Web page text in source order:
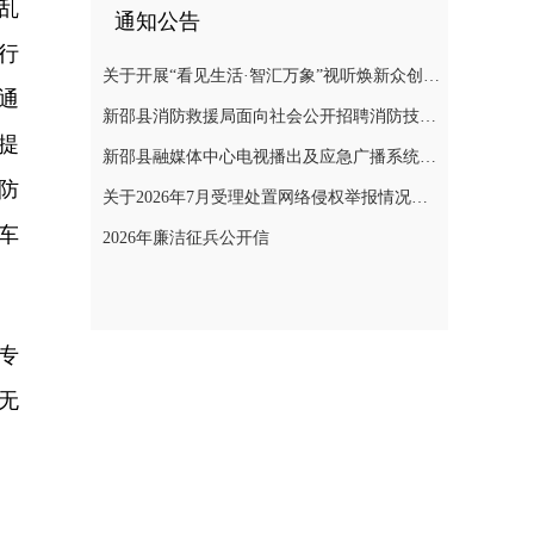
通知公告
关于开展“看见生活·智汇万象”视听焕新众创计划暨“AI遇见非遗”年度主题创作实践活动的通知
新邵县消防救援局面向社会公开招聘消防技术服务队人员的公告
新邵县融媒体中心电视播出及应急广播系统二级等保测评项目询价采购公告
关于2026年7月受理处置网络侵权举报情况的公示
2026年廉洁征兵公开信